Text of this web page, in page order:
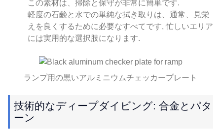
この素材は、掃除と保守が非常に簡単です.
軽度の石鹸と水での単純な拭き取りは、通常、見栄
えを良くするために必要なすべてです, 忙しいエリア
には実用的な選択肢になります.
ランプ用の黒いアルミニウムチェッカープレート
技術的なディープダイビング: 合金とパタ
ーン